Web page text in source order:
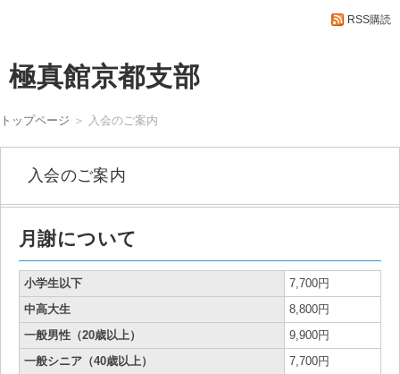
RSS購読
極真館京都支部
トップページ ＞ 入会のご案内
入会のご案内
月謝について
小学生以下
7,700円
中高大生
8,800円
一般男性（20歳以上）
9,900円
一般シニア（40歳以上）
7,700円